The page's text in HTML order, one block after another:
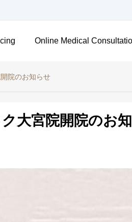
Online Medical
院のお知らせ
大宮院開院のお